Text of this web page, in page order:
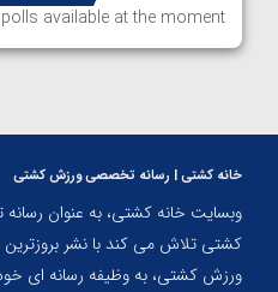
available at the moment.
خانه کشتی | رسانه تخصصی ورزش کشتی
وبسایت خانه کشتی، به عنوان
کشتی تلاش می کند با نشر بروزترین
ورزش کشتی، به وظیفه رسانه ای